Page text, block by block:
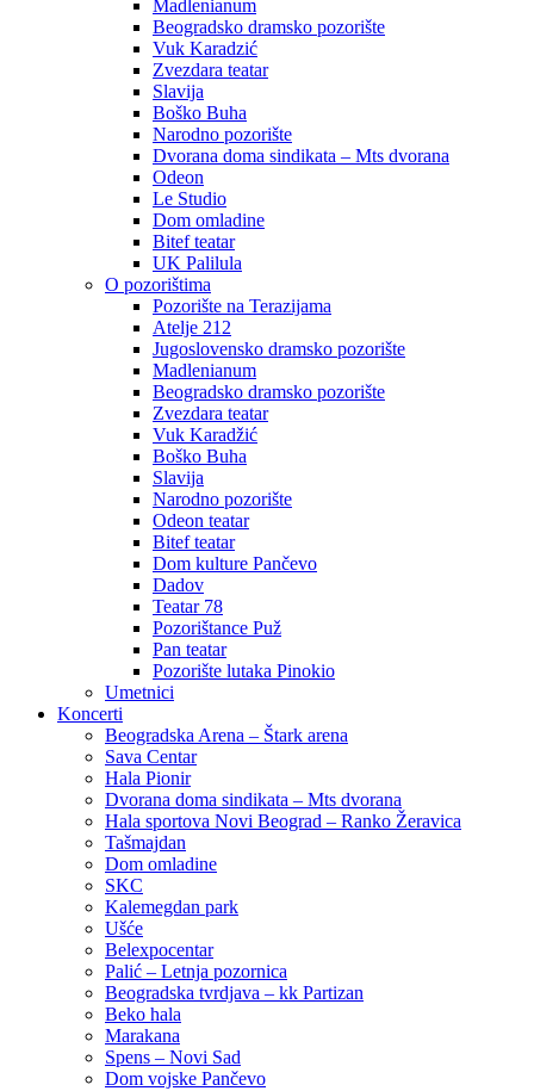
Madlenianum
Beogradsko dramsko pozorište
Vuk Karadzić
Zvezdara teatar
Slavija
Boško Buha
Narodno pozorište
Dvorana doma sindikata – Mts dvorana
Odeon
Le Studio
Dom omladine
Bitef teatar
UK Palilula
O pozorištima
Pozorište na Terazijama
Atelje 212
Jugoslovensko dramsko pozorište
Madlenianum
Beogradsko dramsko pozorište
Zvezdara teatar
Vuk Karadžić
Boško Buha
Slavija
Narodno pozorište
Odeon teatar
Bitef teatar
Dom kulture Pančevo
Dadov
Teatar 78
Pozorištance Puž
Pan teatar
Pozorište lutaka Pinokio
Umetnici
Koncerti
Beogradska Arena – Štark arena
Sava Centar
Hala Pionir
Dvorana doma sindikata – Mts dvorana
Hala sportova Novi Beograd – Ranko Žeravica
Tašmajdan
Dom omladine
SKC
Kalemegdan park
Ušće
Belexpocentar
Palić – Letnja pozornica
Beogradska tvrdjava – kk Partizan
Beko hala
Marakana
Spens – Novi Sad
Dom vojske Pančevo